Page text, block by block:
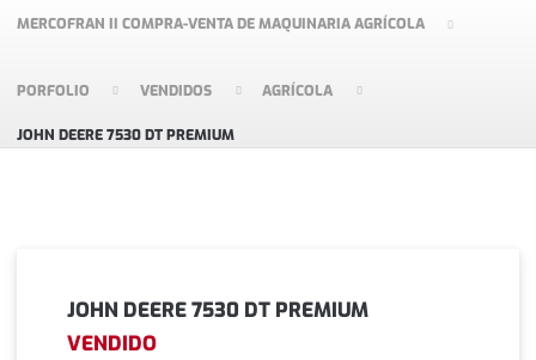
MERCOFRAN II COMPRA-VENTA DE MAQUINARIA AGRÍCOLA
PORFOLIO VENDIDOS AGRÍCOLA
JOHN DEERE 7530 DT PREMIUM
JOHN DEERE 7530 DT PREMIUM
VENDIDO